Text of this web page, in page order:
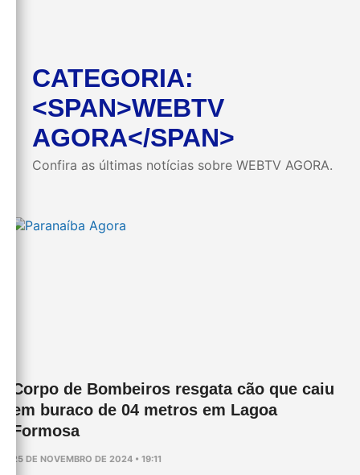
CATEGORIA:
<SPAN>WEBTV
AGORA</SPAN>
Confira as últimas notícias sobre WEBTV AGORA.
Corpo de Bombeiros resgata cão que caiu
em buraco de 04 metros em Lagoa
Formosa
25 DE NOVEMBRO DE 2024 • 19:11